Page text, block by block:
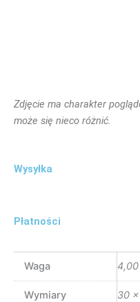
Zdjęcie ma charakter
może się nieco różnić.
Wysyłka
Płatności
Waga
Wymiary 30